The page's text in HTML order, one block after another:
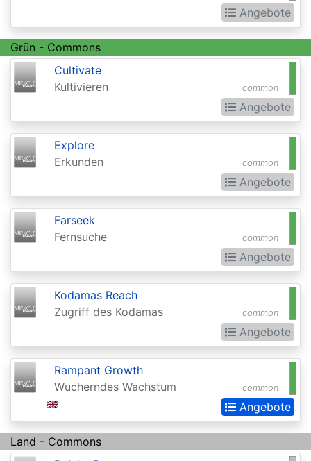
Restored
Baldurs
Gate:
Commander
Baldurs
Gate:
Extras
for
Zendikar
Beta
Betrayers
Kamigawa
Bloomburrow
Bloomburrow:
Extras
Born
Angebote
Grün - Commons
common
Cultivate
Kultivieren
Angebote
common
Explore
Erkunden
Angebote
common
Farseek
Fernsuche
Angebote
common
Kodamas Reach
Zugriff des Kodamas
Angebote
common
Rampant Growth
Wucherndes Wachstum
Angebote
Land - Commons